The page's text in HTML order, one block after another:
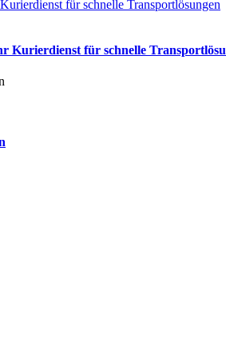
für schnelle Transportlösungen
Kurierdienst für schnelle